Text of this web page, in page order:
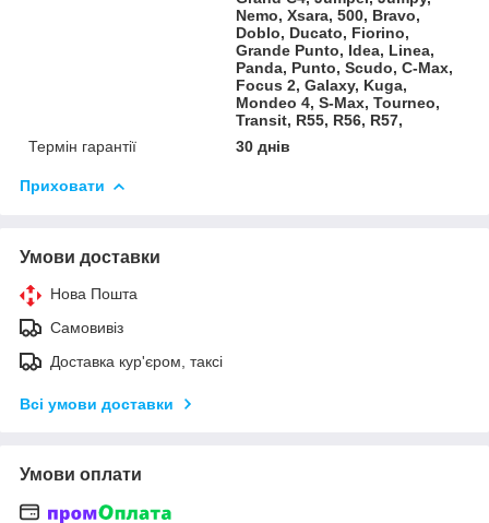
Nemo, Xsara, 500, Bravo,
Doblo, Ducato, Fiorino,
Grande Punto, Idea, Linea,
Panda, Punto, Scudo, C-Max,
Focus 2, Galaxy, Kuga,
Mondeo 4, S-Max, Tourneo,
Transit, R55, R56, R57,
Термін гарантії
30 днів
Приховати
Умови доставки
Нова Пошта
Самовивіз
Доставка кур'єром, таксі
Всі умови доставки
Умови оплати